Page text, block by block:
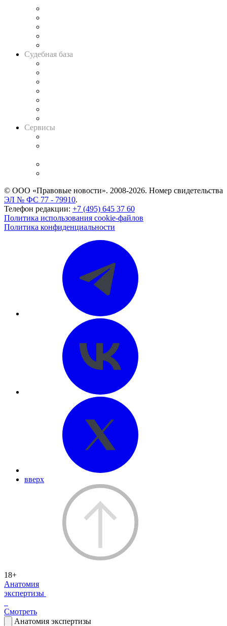
Судебная база
Сервисы
© ООО «Правовые новости». 2008-2026. Номер свидетельства
ЭЛ № ФС 77 - 79910.
Телефон редакции: +7 (495) 645 37 60
Политика использования cookie-файлов
Политика конфиденциальности
вверх
18+
Анатомия
экспертизы
Смотреть
Анатомия экспертизы